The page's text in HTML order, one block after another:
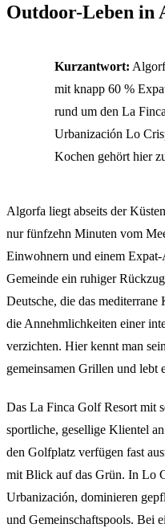
Outdoor-Leben in
Kurzantwort:
mit knapp 60 %
rund um den La
Urbanización Lo
Kochen gehört hier
Algorfa liegt abseits der
nur fünfzehn Minuten vom
Einwohnern und einem
Gemeinde ein ruhiger
Deutsche, die das
die Annehmlichkeiten einer
verzichten. Hier kennt man
gemeinsamen Grillen und lebt
Das La Finca Golf Resort mit
sportliche, gesellige Klientel
den Golfplatz verfügen fast
mit Blick auf das Grün. In Lo
Urbanización, dominieren
und Gemeinschaftspools. Bei